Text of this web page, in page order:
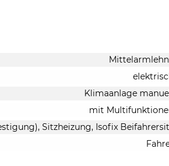
Klimaanlage
mit
Sitzheizung, Isofix